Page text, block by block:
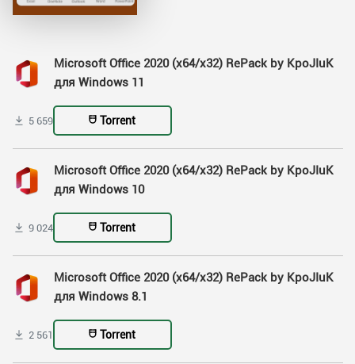
Microsoft Office 2020 (x64/x32) RePack by KpoJIuK
для Windows 11
5 659 Torrent
Microsoft Office 2020 (x64/x32) RePack by KpoJIuK
для Windows 10
9 024 Torrent
Microsoft Office 2020 (x64/x32) RePack by KpoJIuK
для Windows 8.1
2 561 Torrent